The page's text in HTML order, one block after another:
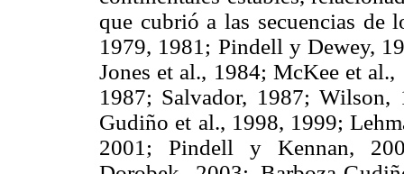
que cubrió a las secuencias de
1979, 1981; Pindell y Dewey,
Jones et al., 1984; McKee et
1987; Salvador, 1987;
Gudiño et al., 1998, 1999;
2001; Pindell y Kennan,